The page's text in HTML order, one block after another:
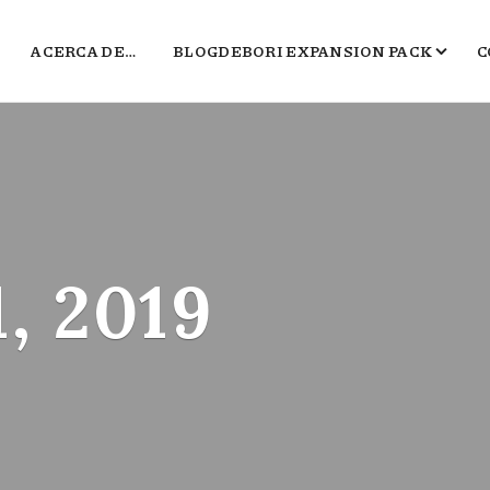
ACERCA DE… BLOGDEBORI EXPANSION PACK
JUEGOS DE BORI
2016, EL PEOR BLOG DE VIDEOJUEGOS
2019